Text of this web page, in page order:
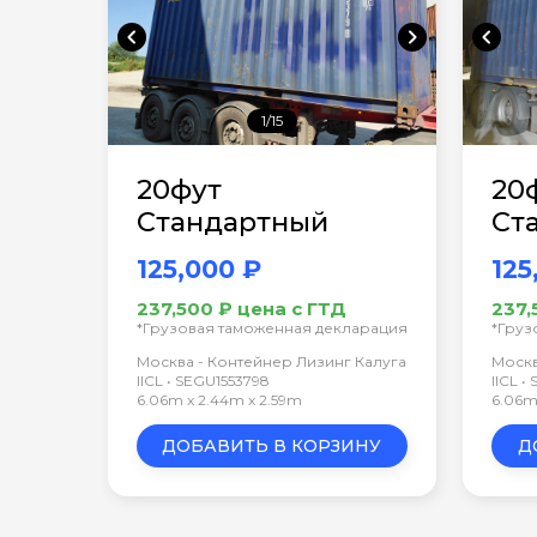
chevron_left chevron_right
1/15
20фут
Стандартный
125,000 ₽
237,500 ₽ цена с ГТД
*Грузовая таможенная декларация
Москва - Контейнер Лизинг Калуга
IICL • SEGU1553798
6.06m x 2.44m x 2.59m
ДОБАВИТЬ В КОРЗИНУ
chevron_left
IICL •